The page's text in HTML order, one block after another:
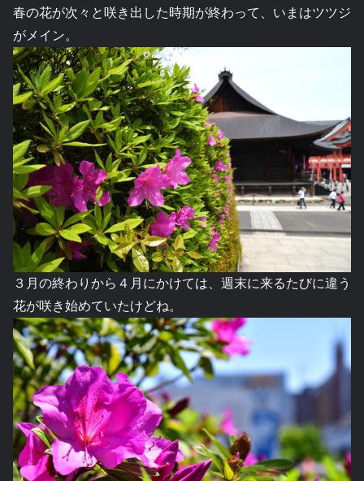
春の花が次々と咲き出した時期が終わって、いまはツツジ
がメイン。
３月の終わりから４月にかけては、週末に来るたびに違う
花が咲き始めていたけどね。